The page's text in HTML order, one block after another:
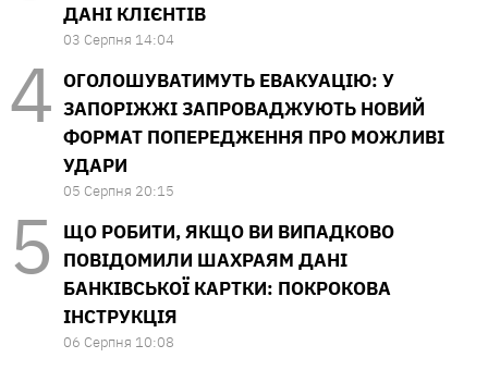
ДАНІ КЛІЄНТІВ
03 Серпня 14:04
ОГОЛОШУВАТИМУТЬ ЕВАКУАЦІЮ: У
ЗАПОРІЖЖІ ЗАПРОВАДЖУЮТЬ НОВИЙ
ФОРМАТ ПОПЕРЕДЖЕННЯ ПРО МОЖЛИВІ
УДАРИ
05 Серпня 20:15
ЩО РОБИТИ, ЯКЩО ВИ ВИПАДКОВО
ПОВІДОМИЛИ ШАХРАЯМ ДАНІ
БАНКІВСЬКОЇ КАРТКИ: ПОКРОКОВА
ІНСТРУКЦІЯ
06 Серпня 10:08